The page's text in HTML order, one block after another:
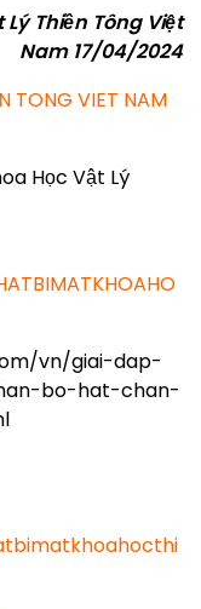
Thiền Tông Việt
Nam 17/04/2024
TONG VIET NAM
Học Vật Lý
vn/giai-dap-
bo-hat-chan-